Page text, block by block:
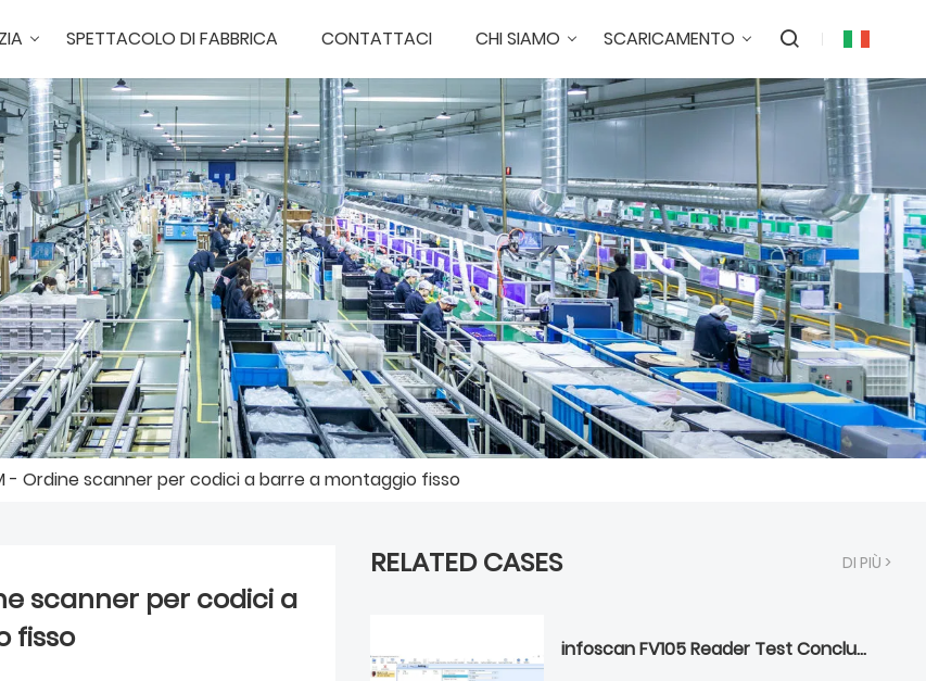
SPETTACOLO DI FABBRICA CONTATTACI CHI SIAMO SCARICAMENTO
- Ordine scanner per codici a barre a montaggio fisso
scanner per codici a
fisso
RELATED CASES DI PIÙ >
infoscan FV105 Reader Test Conclusione da un cliente russo